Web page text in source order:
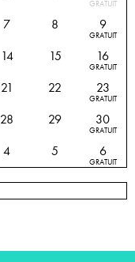
GRATUIT
7 8 9
GRATUIT
14 15 16
GRATUIT
21 22 23
GRATUIT
28 29 30
GRATUIT
4 5 6
GRATUIT